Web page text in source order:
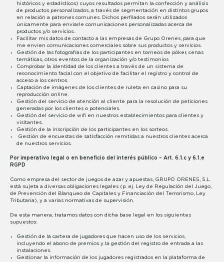
históricos y estadísticos) cuyos resultados permitan la confección y análisis
de productos personalizados, a través de segmentación en distintos grupos
en relación a patrones comunes. Dichos perfilados serán utilizados
únicamente para enviarle comunicaciones personalizadas acerca de
productos y/o servicios.
Facilitar mis datos de contacto a las empresas de Grupo Orenes, para que
me envíen comunicaciones comerciales sobre sus productos y servicios.
Gestión de las fotografías de los participantes en torneos de póker, cenas
temáticas, otros eventos de la organización y/o testimonios
Comprobar la identidad de los clientes a través de un sistema de
reconocimiento facial con el objetivo de facilitar el registro y control de
acceso a los centros.
Captación de imágenes de los clientes de ruleta en casino para su
reproducción online.
Gestión del servicio de atención al cliente para la resolución de peticiones
generadas por los clientes o potenciales.
Gestión del servicio de wifi en nuestros establecimientos para clientes y
visitantes.
Gestión de la inscripción de los participantes en los sorteos.
Gestión de encuestas de satisfacción remitidas a nuestros clientes acerca
de nuestros servicios.
Por imperativo legal o en beneficio del interés público – Art. 6.1.c y 6.1.e
RGPD
Como empresa del sector de juegos de azar y apuestas, GRUPO ORENES, S.L.
está sujeta a diversas obligaciones legales (p. ej. Ley de Regulación del Juego,
de Prevención del Blanqueo de Capitales y Financiación del Terrorismo, Ley
Tributaria), y a varias normativas de supervisión.
De esta manera, tratamos datos con dicha base legal en los siguientes
supuestos:
Gestión de la cartera de jugadores que hacen uso de los servicios,
incluyendo el abono de premios y la gestión del registro de entrada a las
instalaciones.
Gestionar la información de los jugadores registrados en la plataforma de